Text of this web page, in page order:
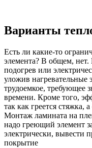
Варианты
Есть ли какие-то
элемента? В общем,
подогрев или
уложив
трудоемкое, требующее
времени. Кроме того,
так как греется стяжка,
Монтаж ламината на
надо греющий элемент
электрически, вывести
покрытие